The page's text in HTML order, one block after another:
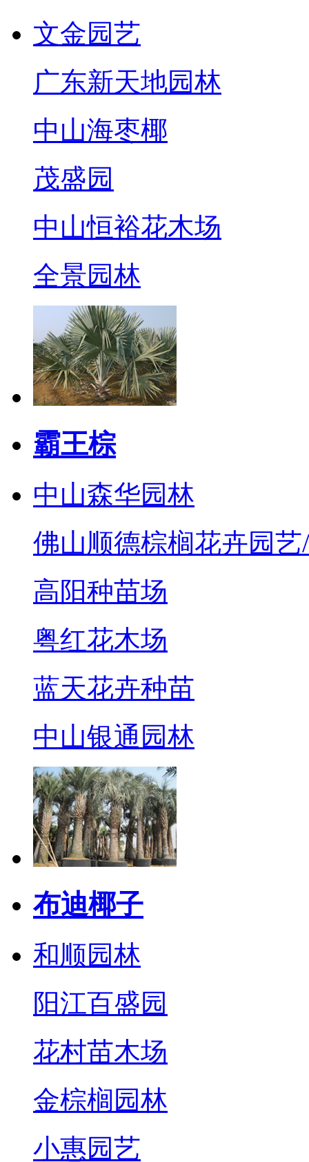
文金园艺
广东新天地园林
中山海枣椰
茂盛园
中山恒裕花木场
全景园林
霸王棕
中山森华园林
佛山顺德棕榈花卉园
高阳种苗场
粤红花木场
蓝天花卉种苗
中山银通园林
布迪椰子
和顺园林
阳江百盛园
花村苗木场
金棕榈园林
小惠园艺